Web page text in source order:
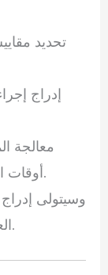
إدراج
معالجة
أوقات الاستجابة المتوقعة لكلا الطرفين.
وسيتولى
العمل مهنيا ووفقا لمعايير الصناعة.